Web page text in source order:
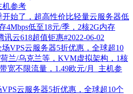
开始了，超高性价比轻量云服务器低
4Mbps低至18元/季，2核2G内存
讯云618超值钜惠#2022-06-02
VPS云服务器5折优惠，全球超10个